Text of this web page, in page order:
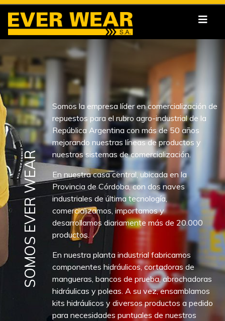
SOMOS EVER WEAR
Somos la empresa líder en comercialización de
repuestos para el rubro agro-industrial de la
República Argentina con más de 50 años
mejorando nuestras líneas de productos y
nuestros sistemas de comercialización.
En nuestra casa central, ubicada en la
Provincia de Córdoba, con dos naves
industriales de última tecnología,
comercializamos, importamos y
desarrollamos diariamente más de 20.000
productos.
En nuestra planta industrial fabricamos
componentes hidráulicos, cortadoras de
mangueras, bancos de prueba, abrochadoras
hidráulicas y poleas. A su vez, ensamblamos
kits hidráulicos y diversos productos a pedido
para necesidades puntuales de nuestros